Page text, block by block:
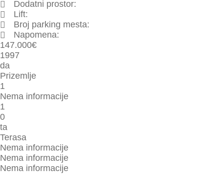
Dodatni prostor:
Lift:
Broj parking mesta:
Napomena:
147.000€
1997
da
Prizemlje
1
Nema informacije
1
0
ta
Terasa
Nema informacije
Nema informacije
Nema informacije